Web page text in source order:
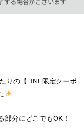
りの【LINE限定クーポ
部分にどこでもOK！